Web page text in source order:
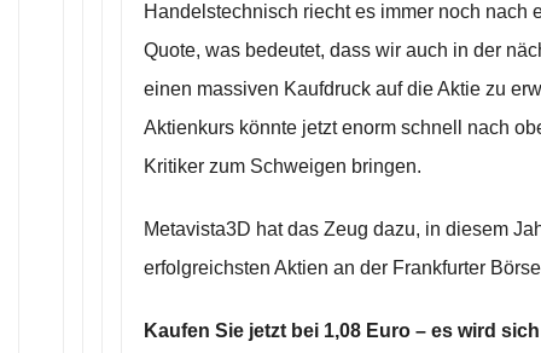
Handelstechnisch riecht es immer noch nach
Quote, was bedeutet, dass wir auch in der
einen massiven Kaufdruck auf die Aktie zu
Aktienkurs könnte jetzt enorm schnell nach
Kritiker zum Schweigen bringen.
Metavista3D hat das Zeug dazu, in diesem
erfolgreichsten Aktien an der Frankfurter
Kaufen Sie jetzt bei 1,08 Euro – es wird